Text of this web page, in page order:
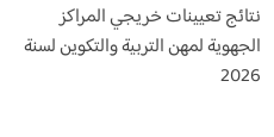
نتائج تعيينات خريجي المراكز
الجهوية لمهن التربية والتكوين لسنة
2026